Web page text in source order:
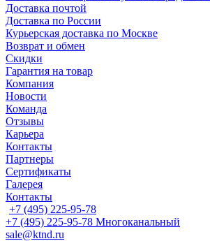
Доставка почтой
Доставка по России
Курьерская доставка по Москве
Возврат и обмен
Скидки
Гарантия на товар
Компания
Новости
Команда
Отзывы
Карьера
Контакты
Партнеры
Сертификаты
Галерея
Контакты
+7 (495) 225-95-78
+7 (495) 225-95-78 Многоканальный
sale@ktnd.ru